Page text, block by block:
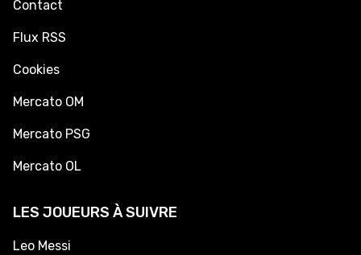
Contact
Flux RSS
Cookies
Mercato OM
Mercato PSG
Mercato OL
LES JOUEURS À SUIVRE
Leo Messi